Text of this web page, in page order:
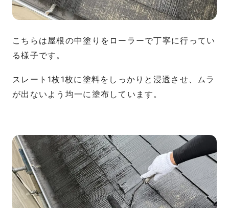
こちらは屋根の中塗りをローラーで丁寧に行ってい
る様子です。
スレート1枚1枚に塗料をしっかりと浸透させ、ムラ
が出ないよう均一に塗布しています。